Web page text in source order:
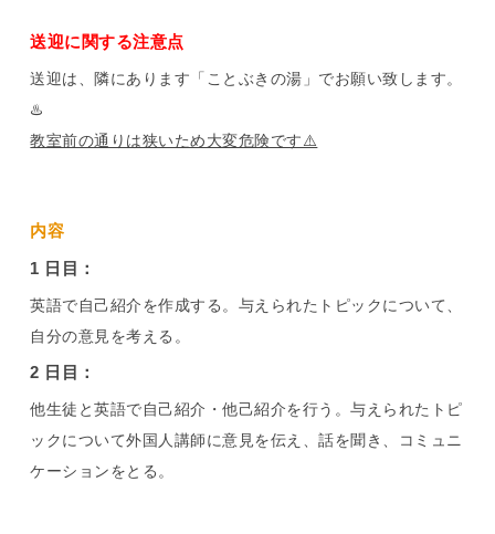
送迎に関する注意点
送迎は、隣にあります「ことぶきの湯」でお願い致します。
♨️
教室前の通りは狭いため大変危険です⚠️
内容
1 日目：
英語で自己紹介を作成する。与えられたトピックについて、
自分の意見を考える。
2 日目：
他生徒と英語で自己紹介・他己紹介を行う。与えられたトピ
ックについて外国人講師に意見を伝え、話を聞き、コミュニ
ケーションをとる。